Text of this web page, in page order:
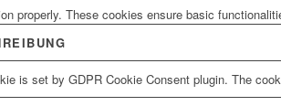
properly. These cookies ensure basic
is set by GDPR Cookie Consent plugin. The